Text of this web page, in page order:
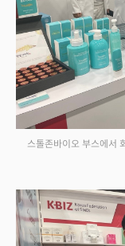
스톨존바이오 부스에서